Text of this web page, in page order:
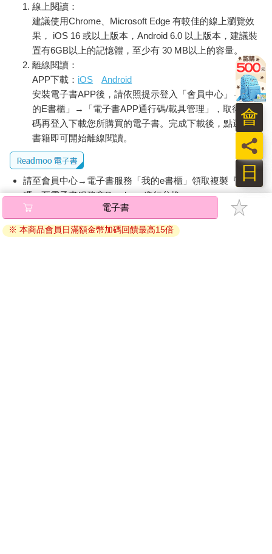
◆鬼瓦
日本屋脊上的裝飾瓦，多見於屋脊四面尾端與主脊左右兩側。鬼
瓦樣式琳瑯滿目，因有闢邪之用，多以兇惡的鬼面或獸面製造，
普通民居鬼瓦為雲朵圖案，也有佛寺以經書捲冊的造型製作。
◆虹梁
屋架上的水平構件，可支撐約束木柱之間的力量，工匠多會在木
頭上雕刻裝飾。日本老屋中最常見的就屬海老虹梁，海老亦即蝦
子，來自於蝦子彎曲身形之意。
◆蟇股
蟇（音同麻）股，為上下橫梁之間的托物，可分散重量，達到建
築的穩固。蟇股也譯為蛙股，形狀有如青蛙蹲踞的姿態而得名。
如同懸魚、鬼瓦一般，蟇股也發展成許多漂亮紋路，除了花卉、
雲朵形狀外，也出現獸樣與禽鳥的造型，樣式千變萬化。
◆懸魚
設於日本山牆或破風板下的一種裝飾物品，帶有防止火災的寓
線上閱讀：
建議使用Chrome、Microsoft Edge 有較佳的線上瀏覽效
果， iOS 16 或以上版本，Android 6.0 以上版本，建議裝
置有6GB以上的記憶體，至少有 30 MB以上的容量。
離線閱讀：
APP下載： iOS
Android
安裝電子書APP後，請依照提示登入「會員中心」→「我
的E書櫃」→「電子書APP通行碼/載具管理」，取得通行
碼再登入下載您所購買的電子書。完成下載後，點選任一
書籍即可開始離線閱讀。
請至會員中心→電子書服務「我的e書櫃」領取複製『兌換
碼』至電子書服務商Readmoo進行兌換。
退換貨須知：
因版權保護，您在金石堂所購買的電子書僅能以金石堂專屬
電子書
※ 本商品會員日滿額金幣加碼回饋最高15倍
日
員
會